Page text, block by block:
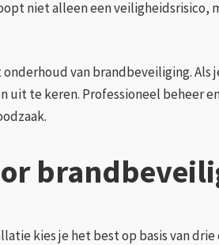
niet alleen een veiligheidsrisico,
van brandbeveiliging.
uit te keren. Professioneel beheer
kies je het best op basis van